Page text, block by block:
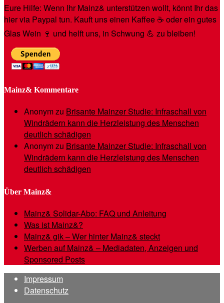
Eure Hilfe: Wenn Ihr Mainz& unterstützen wollt, könnt Ihr das
hier via Paypal tun. Kauft uns einen Kaffee ☕️ oder ein gutes
Glas Wein 🍷 und helft uns, in Schwung 💪 zu bleiben!
Mainz& Kommentare
Anonymzu Brisante Mainzer Studie: Infraschall von
Windrädern kann die Herzleistung des Menschen
deutlich schädigen
Anonymzu Brisante Mainzer Studie: Infraschall von
Windrädern kann die Herzleistung des Menschen
deutlich schädigen
Über Mainz&
Mainz& Solidar-Abo: FAQ und Anleitung
Was ist Mainz&?
Mainz& gik – Wer hinter Mainz& steckt
Werben auf Mainz& – Mediadaten, Anzeigen und
Sponsored Posts
Impressum
Datenschutz